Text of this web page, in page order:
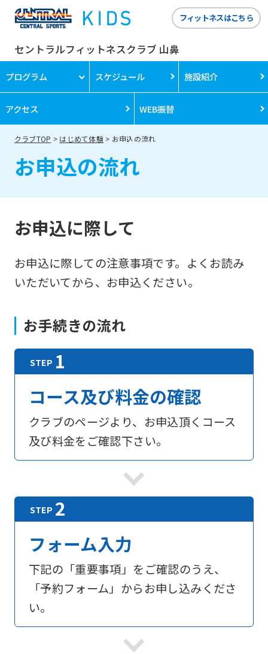
セントラルフィットネスクラブ 山鼻
フィットネスはこちら
プログラム スケジュール 施設紹介
アクセス WEB振替
クラブTOP はじめて体験 お申込の流れ
お申込の流れ
お申込に際して
お申込に際しての注意事項です。よくお読み
いただいてから、お申込ください。
お手続きの流れ
コース及び料金の確認
クラブのページより、お申込頂くコース
及び料金をご確認下さい。
フォーム入力
下記の「重要事項」をご確認のうえ、
「予約フォーム」からお申し込みくださ
い。